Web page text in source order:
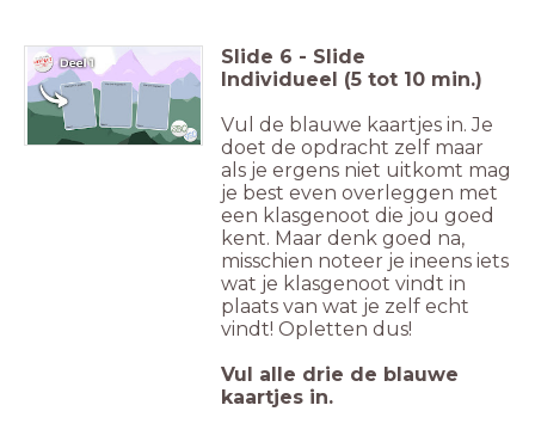
Slide 6 - Slide
Individueel (5 tot 10 min.)
Vul de blauwe kaartjes in. Je
doet de opdracht zelf maar
als je ergens niet uitkomt mag
je best even overleggen met
een klasgenoot die jou goed
kent. Maar denk goed na,
misschien noteer je ineens iets
wat je klasgenoot vindt in
plaats van wat je zelf echt
vindt! Opletten dus!
Vul alle drie de blauwe
kaartjes in.